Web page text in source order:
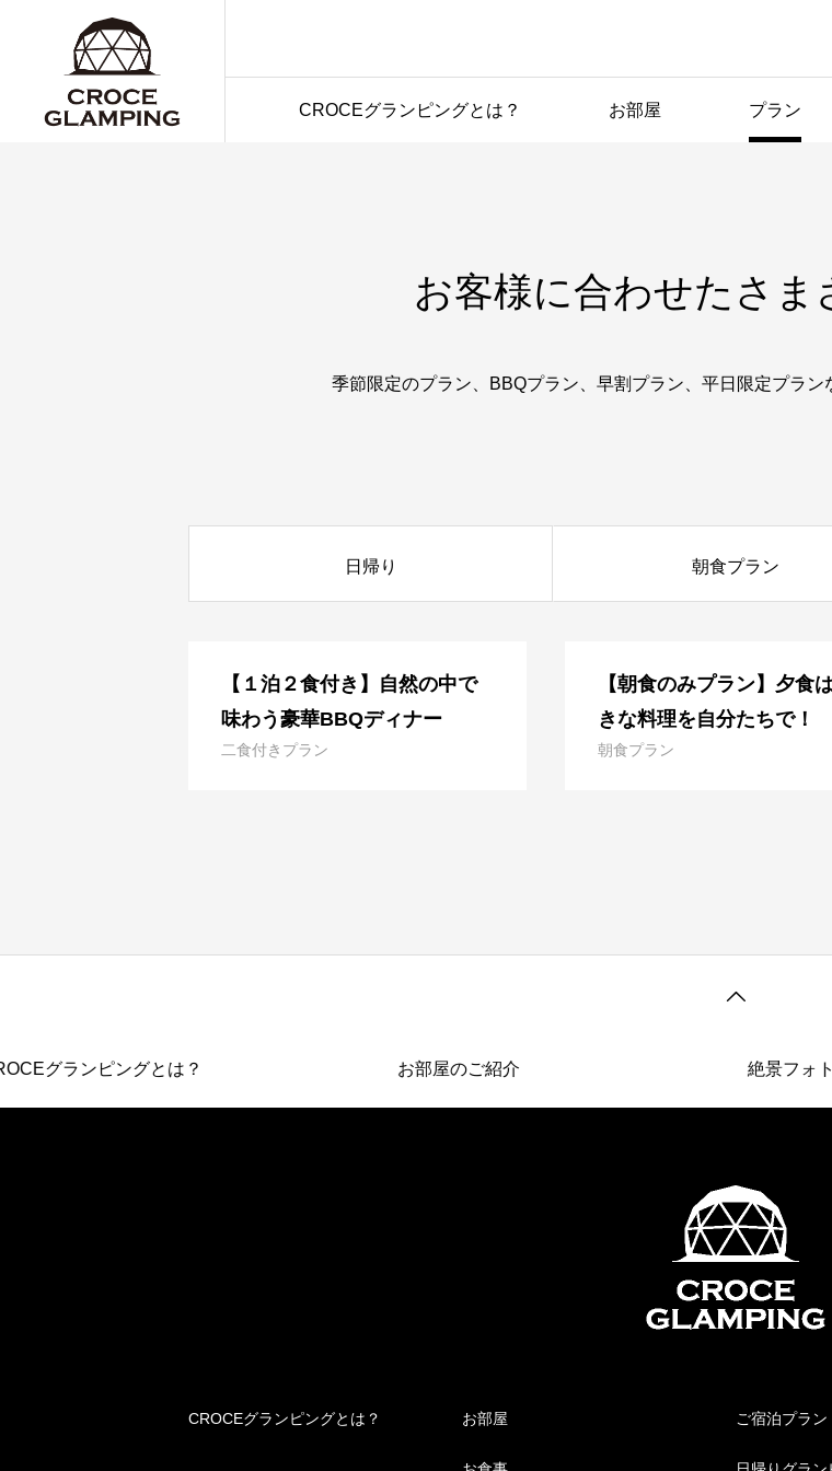
CROCEグランピングとは？ お部屋 プラン
ご宿泊プラ
お客様に合わせたさま
季節限定のプラン、BBQプラン、早割プラン、平日限定プラン
日帰り 朝食プラン
【１泊２食付き】自然の中で
味わう豪華BBQディナー
二食付きプラン
【朝食のみプラン】夕食
きな料理を自分たちで！
朝食プラン
グランピングとは？ お部屋のご紹介 絶景フォト
CROCEグランピングとは？ お部屋 ご宿泊プラン